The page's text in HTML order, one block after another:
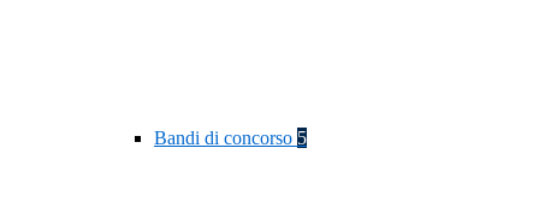
Bandi di concorso 5